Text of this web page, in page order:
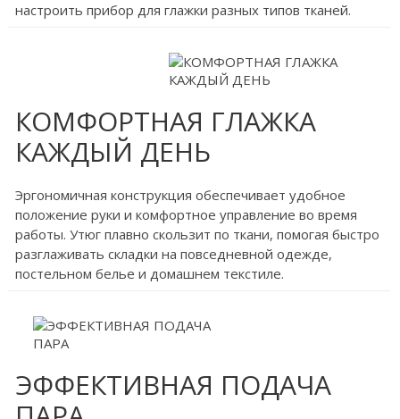
настроить прибор для глажки разных типов тканей.
КОМФОРТНАЯ ГЛАЖКА
КАЖДЫЙ ДЕНЬ
Эргономичная конструкция обеспечивает удобное
положение руки и комфортное управление во время
работы. Утюг плавно скользит по ткани, помогая быстро
разглаживать складки на повседневной одежде,
постельном белье и домашнем текстиле.
ЭФФЕКТИВНАЯ ПОДАЧА